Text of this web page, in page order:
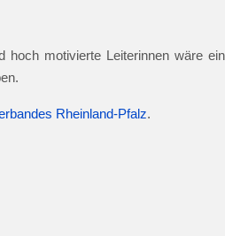
motivierte Leiterinnen wäre
Rheinland-Pfalz.